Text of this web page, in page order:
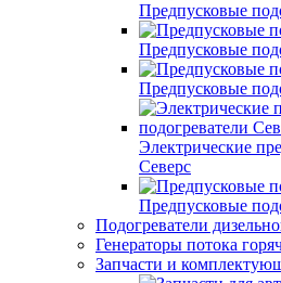
Предпусковые
Предпусковые
Предпусковые
Электрические
Северс
Предпусковые
Подогреватели
Генераторы потока
Запчасти и